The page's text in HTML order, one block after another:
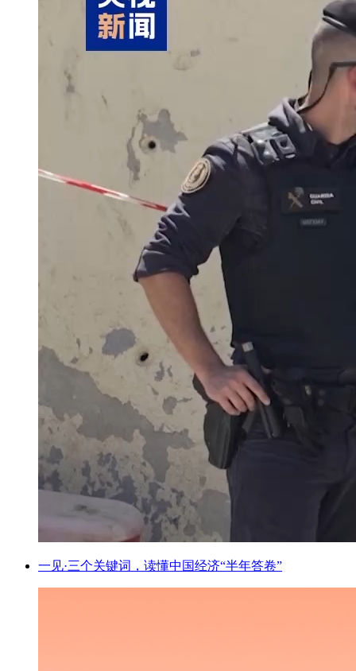
一见·三个关键词，读懂中国经济“半年答卷”